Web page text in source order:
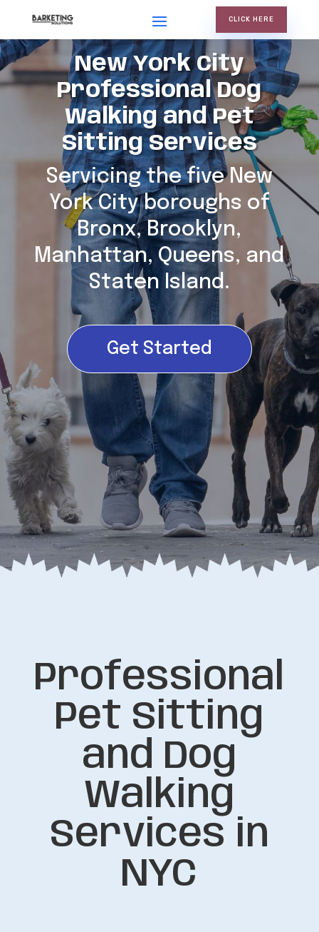
CLICK HERE
New York City
Professional Dog
Walking and Pet
Sitting Services
Servicing the five New
York City boroughs of
Bronx, Brooklyn,
Manhattan, Queens, and
Staten Island.
Get Started
Professional
Pet Sitting
and Dog
Walking
Services in
NYC